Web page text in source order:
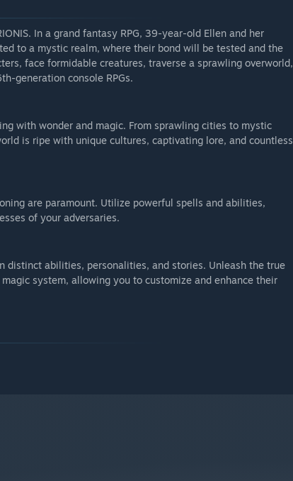
In a grand fantasy RPG, 39-year-old Ellen and her
to a mystic realm, where their bond will be tested and the
face formidable creatures, traverse a sprawling overworld,
generation console RPGs.
with wonder and magic. From sprawling cities to mystic
is ripe with unique cultures, captivating lore, and countless
are paramount. Utilize powerful spells and abilities,
of your adversaries.
distinct abilities, personalities, and stories. Unleash the true
system, allowing you to customize and enhance their